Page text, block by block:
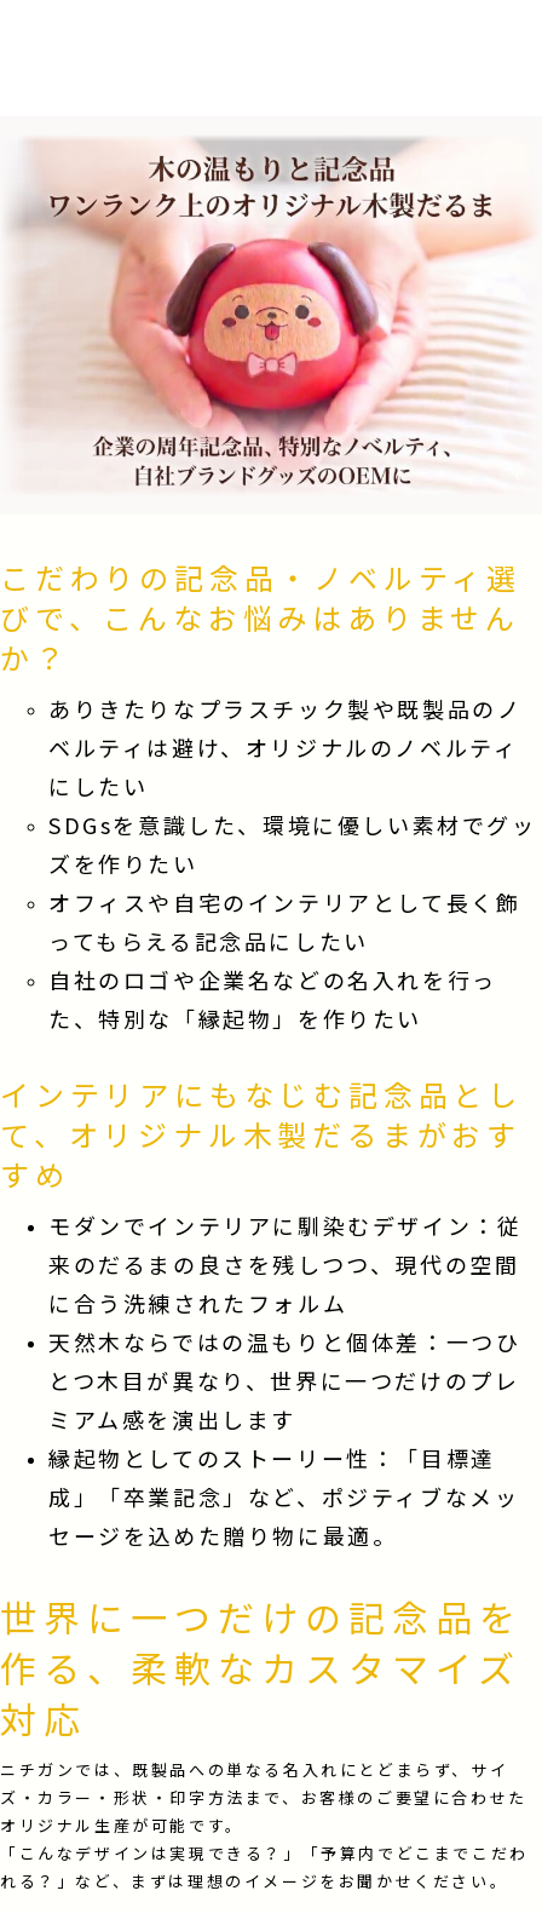
こだわりの記念品・ノベルティ選
びで、こんなお悩みはありません
か？
ありきたりなプラスチック製や既製品のノ
ベルティは避け、オリジナルのノベルティ
にしたい
SDGsを意識した、環境に優しい素材でグッ
ズを作りたい
オフィスや自宅のインテリアとして長く飾
ってもらえる記念品にしたい
自社のロゴや企業名などの名入れを行っ
た、特別な「縁起物」を作りたい
インテリアにもなじむ記念品とし
て、オリジナル木製だるまがおす
すめ
モダンでインテリアに馴染むデザイン：従
来のだるまの良さを残しつつ、現代の空間
に合う洗練されたフォルム
天然木ならではの温もりと個体差：一つひ
とつ木目が異なり、世界に一つだけのプレ
ミアム感を演出します
縁起物としてのストーリー性：「目標達
成」「卒業記念」など、ポジティブなメッ
セージを込めた贈り物に最適。
世界に一つだけの記念品を
作る、柔軟なカスタマイズ
対応
ニチガンでは、既製品への単なる名入れにとどまらず、サイ
ズ・カラー・形状・印字方法まで、お客様のご要望に合わせた
オリジナル生産が可能です。
「こんなデザインは実現できる？」「予算内でどこまでこだわ
れる？」など、まずは理想のイメージをお聞かせください。